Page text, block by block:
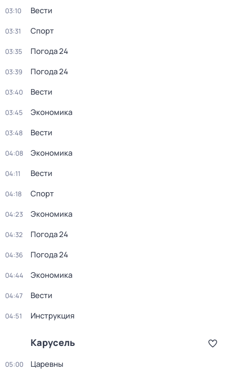
03:10 Вести
03:31 Спорт
03:35 Погода 24
03:39 Погода 24
03:40 Вести
03:45 Экономика
03:48 Вести
04:08 Экономика
04:11 Вести
04:18 Спорт
04:23 Экономика
04:32 Погода 24
04:36 Погода 24
04:44 Экономика
04:47 Вести
04:51 Инструкция
Карусель
05:00 Царевны